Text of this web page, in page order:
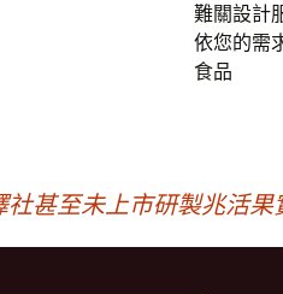
難關設計
依您的需
食品
社甚至未上市研製兆活